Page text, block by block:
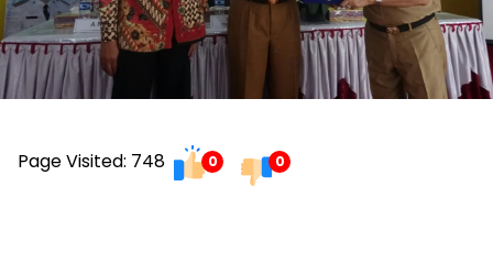
Page Visited: 748 0 0